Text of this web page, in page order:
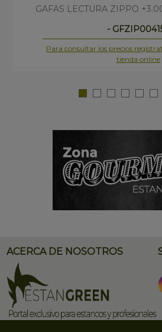
GAFAS LECTURA ZIPPO
-
Para consultar los precios
tienda online
ACERCA DE NOSOTROS